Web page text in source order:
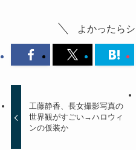
よかったら
工藤静香、長女撮影写真の
世界観がすごい→ハロウィ
ンの仮装か